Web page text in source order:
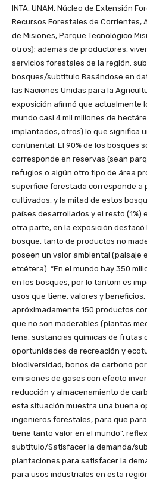
INTA, UNAM, Núcleo de Extensión
Recursos Forestales de Corrientes,
de Misiones, Parque Tecnológico
otros); además de productores,
servicios forestales de la región.
bosques/subtitulo Basándose en
las Naciones Unidas para la
exposición afirmó que actualmente
mundo casi 4 mil millones de
implantados, otros) lo que significa
continental. El 90% de los bosques
corresponde en reservas (sean
refugios o algún otro tipo de área
superficie forestada corresponde a
cultivados, y la mitad de estos
países desarrollados y el resto (1%)
otra parte, en la exposición
bosque, tanto de productos no
poseen un valor ambiental (paisaje
etcétera). “En el mundo hay 350
en los bosques, por lo tantom es
usos que tiene, valores y
apróximadamente 150 productos
que no son maderables (plantas
leña, sustancias químicas de frutas
oportunidades de recreación y
biodiversidad; bonos de carbono
emisiones de gases con efecto
reducción y almacenamiento de
esta situación muestra una buena
ingenieros forestales, para que
tiene tanto valor en el mundo”,
subtitulo/Satisfacer la demanda/
plantaciones para satisfacer la
para usos industriales en esta